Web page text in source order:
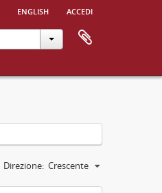
english accedi
Direzione: Crescente